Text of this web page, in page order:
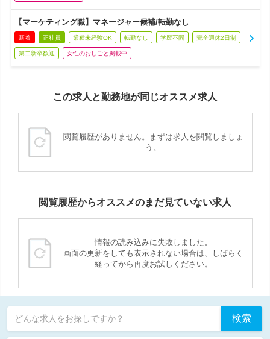
【マーケティング職】マネージャー候補/転勤なし
新着 正社員 業種未経験OK 転勤なし 学歴不問 完全週休2日制
第二新卒歓迎 女性のおしごと掲載中
この求人と勤務地が同じオススメ求人
閲覧履歴がありません。まずは求人を閲覧しましょ
う。
閲覧履歴からオススメのまだ見ていない求人
情報の読み込みに失敗しました。
画面の更新をしても表示されない場合は、しばらく
経ってから再度お試しください。
どんな求人をお探しですか？ 検索